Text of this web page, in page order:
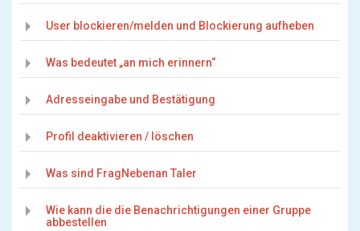
User blockieren/melden und Blockierung aufheben
Was bedeutet „an mich erinnern“
Adresseingabe und Bestätigung
Profil deaktivieren / löschen
Was sind FragNebenan Taler
Wie kann die die Benachrichtigungen einer Gruppe
abbestellen